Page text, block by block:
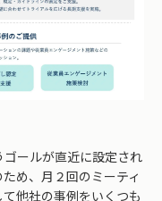
ゴールが直近に設定され
め、月２回のミーティ
他社の事例をいくつも